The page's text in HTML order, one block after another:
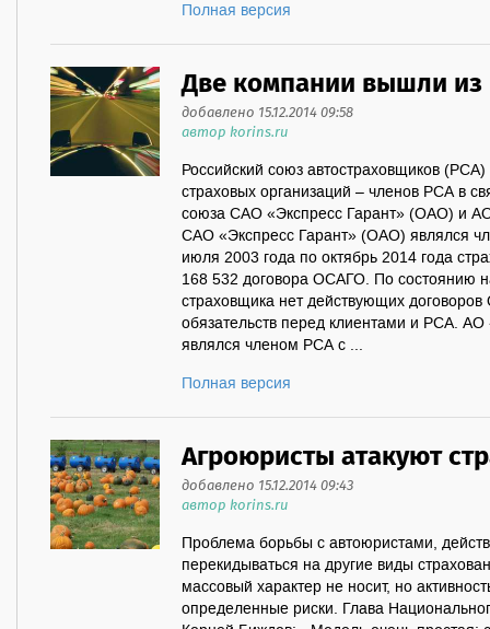
Полная версия
Две компании вышли из
добавлено 15.12.2014 09:58
автор korins.ru
Российский союз автостраховщиков
страховых организаций – членов РСА в
союза САО «Экспресс Гарант» (ОАО) и
САО «Экспресс Гарант» (ОАО) являлся
июля 2003 года по октябрь 2014 года
168 532 договора ОСАГО. По состоянию
страховщика нет действующих
обязательств перед клиентами и РСА.
являлся членом РСА с ...
Полная версия
Агроюристы атакуют
добавлено 15.12.2014 09:43
автор korins.ru
Проблема борьбы с автоюристами,
перекидываться на другие виды
массовый характер не носит, но
определенные риски. Глава